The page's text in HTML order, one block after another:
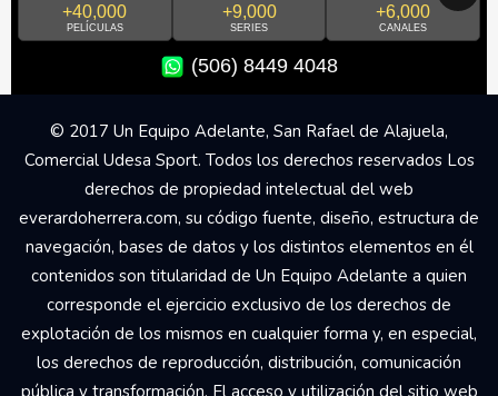
+40,000
PELÍCULAS
+9,000
SERIES
+6,000
CANALES
(506) 8449 4048
© 2017 Un Equipo Adelante, San Rafael de Alajuela,
Comercial Udesa Sport. Todos los derechos reservados Los
derechos de propiedad intelectual del web
everardoherrera.com, su código fuente, diseño, estructura de
navegación, bases de datos y los distintos elementos en él
contenidos son titularidad de Un Equipo Adelante a quien
corresponde el ejercicio exclusivo de los derechos de
explotación de los mismos en cualquier forma y, en especial,
los derechos de reproducción, distribución, comunicación